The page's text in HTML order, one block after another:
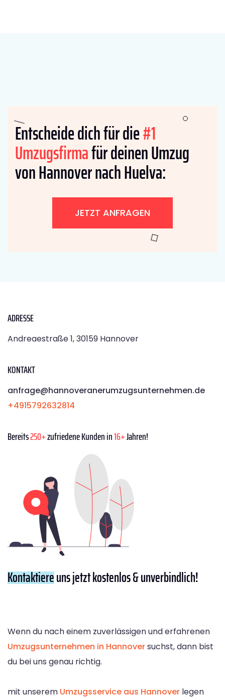
Entscheide dich für die#1
Umzugsfirmafür deinen Umzug
von Hannover nach Huelva:
JETZT ANFRAGEN
ADRESSE
Andreaestraße 1, 30159 Hannover
KONTAKT
anfrage@hannoveranerumzugsunternehmen.de
+4915792632814
Bereits250+zufriedene Kunden in16+Jahren!
Kontaktiereuns jetzt kostenlos & unverbindlich!
Wenn du nach einem zuverlässigen und erfahrenen
Umzugsunternehmen in Hannoversuchst, dann bist
du bei uns genau richtig.
mit unserem Umzugsservice aus Hannover legen